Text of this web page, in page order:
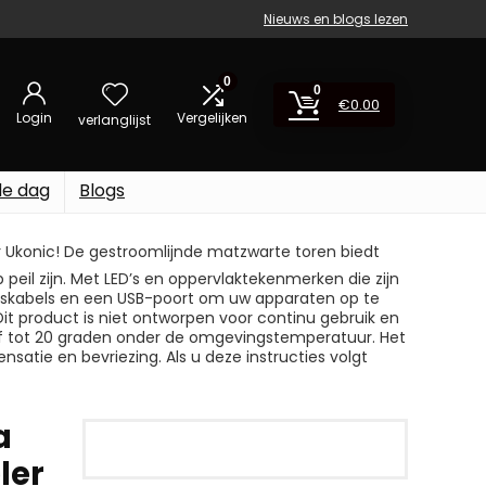
Nieuws en blogs lezen
Login verlanglijst
0
Vergelijken
0
€0.00
dag Blogs
De gestroomlijnde matzwarte toren biedt
zijn. Met LED’s en oppervlaktekenmerken die zijn
en een USB-poort om uw apparaten op te
product is niet ontworpen voor continu gebruik en
20 graden onder de omgevingstemperatuur. Het
en bevriezing. Als u deze instructies volgt